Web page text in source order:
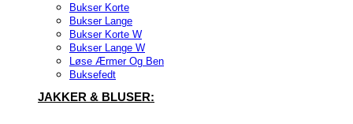
Bukser Korte
Bukser Lange
Bukser Korte W
Bukser Lange W
Løse Ærmer Og Ben
Buksefedt
JAKKER & BLUSER: